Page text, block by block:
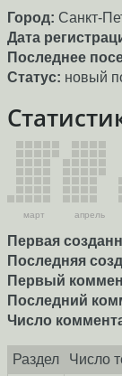
Город: Санкт-
Дата
Последнее
Статус: новый
март апрель
Первая
Последняя
Первый
Последний
Число
Раздел Число